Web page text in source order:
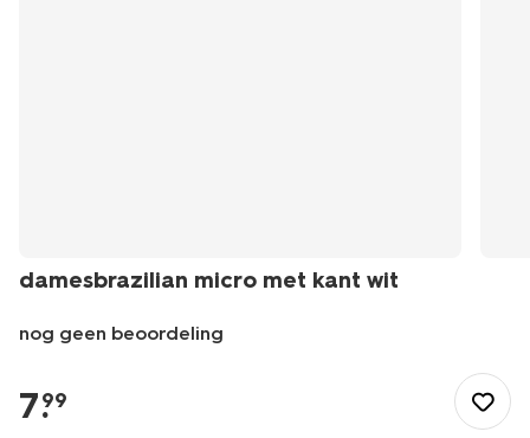
damesbrazilian micro met kant wit
nog geen beoordeling
slip/damesbrazilian-
micro-
7.
99